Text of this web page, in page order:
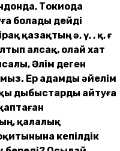
Токиода
болады дейді
қазақтың ә, ү, ө, қ, ғ
алсақ, олай хат
Әлім деген
Ер адамды әйелім
дыбыстарды айтуға
қалалық
кепілдік